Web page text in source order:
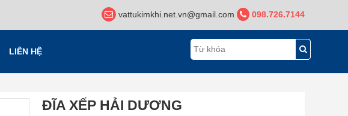
vattukimkhi.net.vn@gmail.com 098.726.7144
LIÊN HỆ
ĐĨA XẾP HẢI DƯƠNG